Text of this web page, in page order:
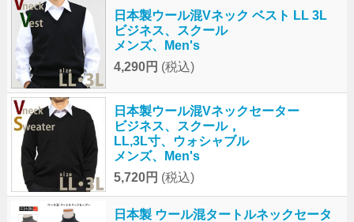
日本製ウール混Vネック ベスト LL 3L
ビジネス、スクール
メンズ、Men's
4,290円 (税込)
日本製ウール混Vネックセーター
ビジネス、スクール，
LL,3L寸、ウォシャブル
メンズ、Men's
5,720円 (税込)
日本製 ウール混タートルネックセータ